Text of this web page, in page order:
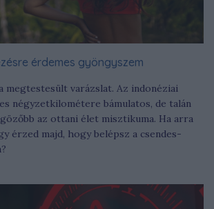
érdemes gyöngyszem
megtestesült varázslat. Az indonéziai
négyzetkilométere bámulatos, de talán
az ottani élet misztikuma. Ha arra
érzed majd, hogy belépsz a csendes-